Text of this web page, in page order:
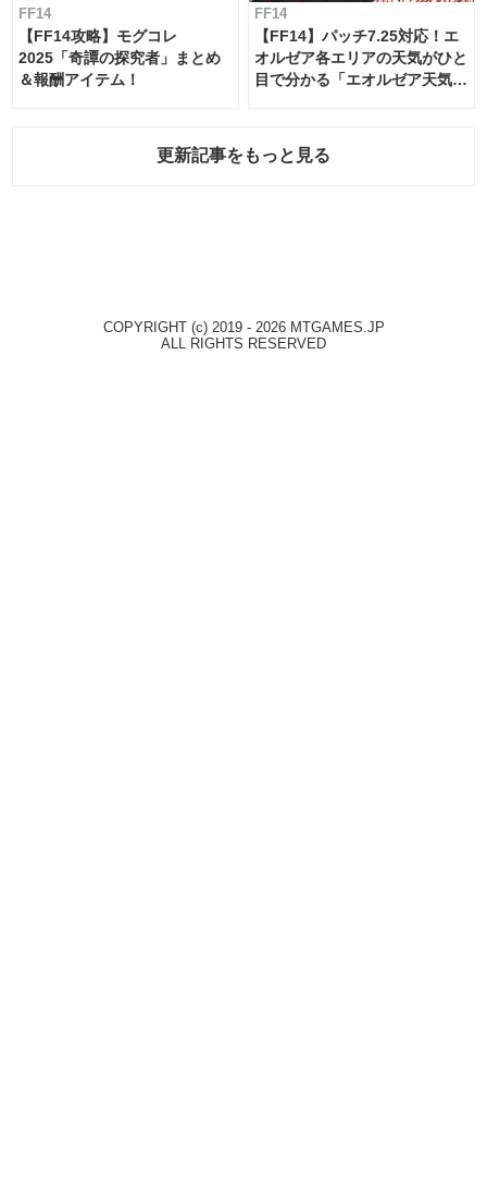
FF14
【FF14攻略】モグコレ
2025「奇譚の探究者」まとめ
＆報酬アイテム！
FF14
【FF14】パッチ7.25対応！エ
オルゼア各エリアの天気がひと
目で分かる「エオルゼア天気予
更新記事をもっと見る
COPYRIGHT (c) 2019 - 2026 MTGAMES.JP
ALL RIGHTS RESERVED